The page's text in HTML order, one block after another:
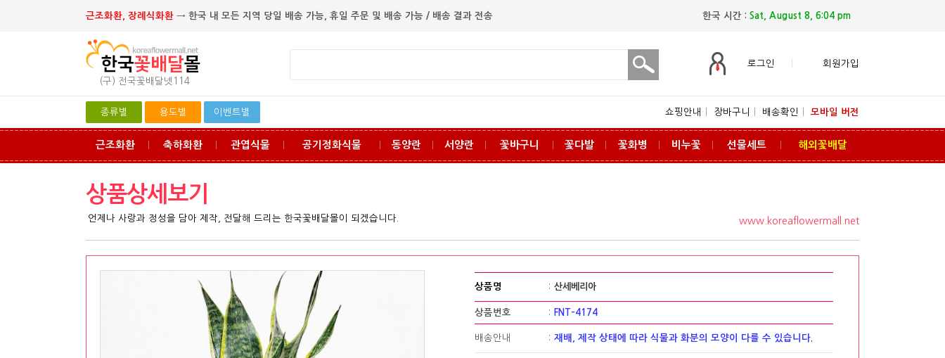
근조화환, 장례식화환 → 한국 내 모든 지역 당일 배송 가능, 휴일 주문 및 배송 가능 / 배송 결과 전송 한국 시간 : Sat, August 8, 6:04 pm
(구) 전국꽃배달넷114
로그인 회원가입
종류별 용도별 이벤트별 쇼핑안내 장바구니 배송확인 모바일 버전
근조화환 축하화환 관엽식물 공기정화식물 동양란 서양란 꽃바구니 꽃다발 꽃화병 비누꽃 선물세트 해외꽃배달
상품상세보기
언제나 사랑과 정성을 담아 제작, 전달해 드리는 한국꽃배달몰이 되겠습니다. www.koreaflowermall.net
상품명 : 산세베리아
상품번호 : FNT-4174
배송안내 : 재배, 제작 상태에 따라 식물과 화분의 모양이 다를 수 있습니다.